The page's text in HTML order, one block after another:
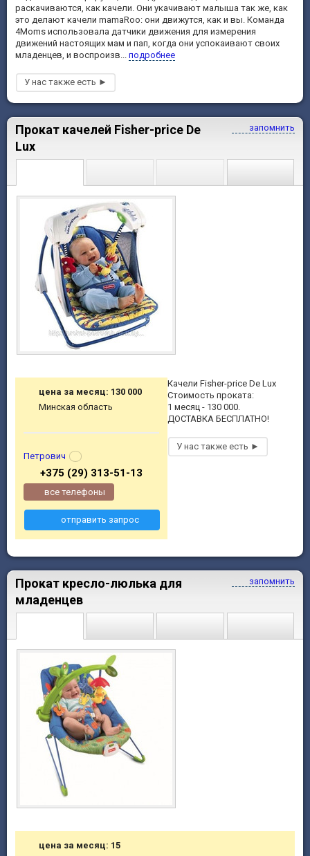
раскачиваются, как качели. Они укачивают малыша так же, как
это делают качели mamaRoo: они движутся, как и вы. Команда
4Moms использовала датчики движения для измерения
движений настоящих мам и пап, когда они успокаивают своих
младенцев, и воспроизв... подробнее
запомнить
Прокат качелей Fisher-price De
Lux
Качели Fisher-price De Lux
Стоимость проката:
1 месяц - 130 000.
ДОСТАВКА БЕСПЛАТНО!
цена за месяц: 130 000
Минская область
Петрович
+375 (29) 313-51-13
все телефоны
отправить запрос
запомнить
Прокат кресло-люлька для
младенцев
цена за месяц: 15